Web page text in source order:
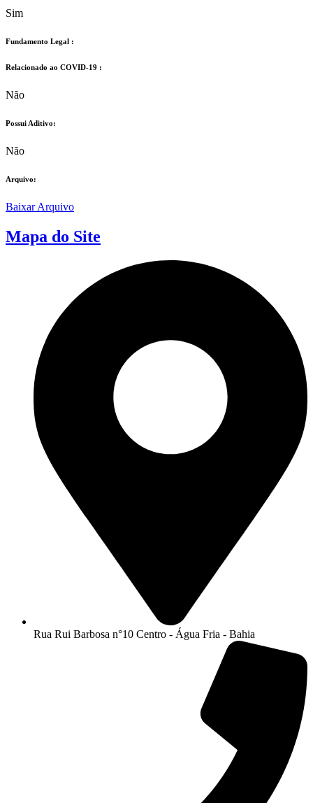
Sim
Fundamento Legal :​
Relacionado ao COVID-19 :​
Não
Possui Aditivo:​
Não
Arquivo:
Baixar Arquivo
Mapa do Site
Rua Rui Barbosa n°10 Centro - Água Fria - Bahia